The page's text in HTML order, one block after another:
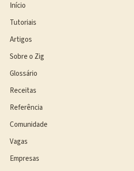
Início
Tutoriais
Artigos
Sobre o Zig
Glossário
Receitas
Referência
Comunidade
Vagas
Empresas